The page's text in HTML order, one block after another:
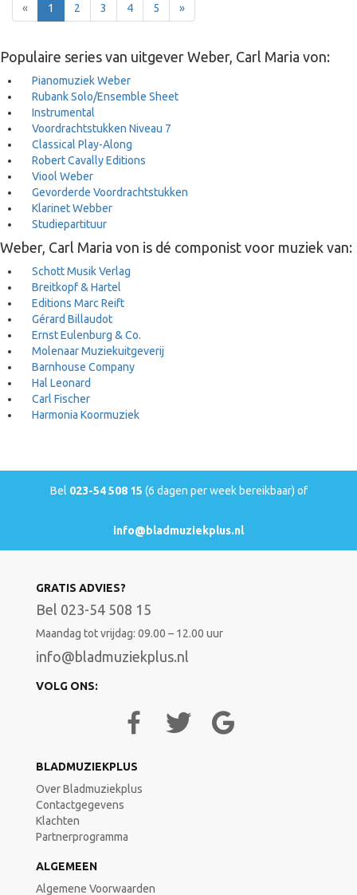
« Terug1 2 3 4 5 »Voor
Populaire series van uitgever Weber, Carl Maria von:
Pianomuziek Weber
Rubank Solo/Ensemble Sheet
Instrumental
Voordrachtstukken Niveau 7
Classical Play-Along
Robert Cavally Editions
Viool Weber
Gevorderde Voordrachtstukken
Klarinet Webber
Studiepartituur
Weber, Carl Maria von is dé componist voor muziek van:
Schott Musik Verlag
Breitkopf & Hartel
Editions Marc Reift
Gérard Billaudot
Ernst Eulenburg & Co.
Molenaar Muziekuitgeverij
Barnhouse Company
Hal Leonard
Carl Fischer
Harmonia Koormuziek
Bel 023-54 508 15 (6 dagen per week bereikbaar) of
info@bladmuziekplus.nl
GRATIS ADVIES?
Bel 023-54 508 15
Maandag tot vrijdag: 09.00 – 12.00 uur
info@bladmuziekplus.nl
VOLG ONS:
BLADMUZIEKPLUS
Over Bladmuziekplus
Contactgegevens
Klachten
Partnerprogramma
ALGEMEEN
Algemene Voorwaarden